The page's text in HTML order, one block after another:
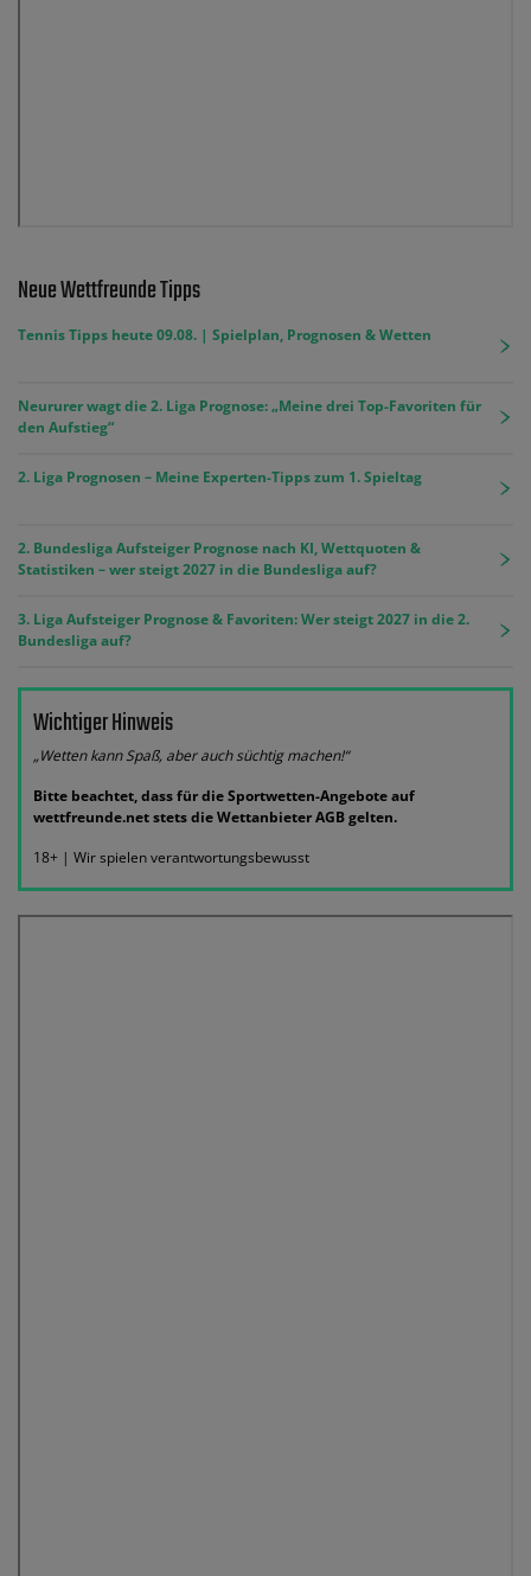
Neue Wettfreunde Tipps
Tennis Tipps heute 09.08. | Spielplan, Prognosen & Wetten
Neururer wagt die 2. Liga Prognose: „Meine drei Top-Favoriten für
den Aufstieg“
2. Liga Prognosen – Meine Experten-Tipps zum 1. Spieltag
2. Bundesliga Aufsteiger Prognose nach KI, Wettquoten &
Statistiken – wer steigt 2027 in die Bundesliga auf?
3. Liga Aufsteiger Prognose & Favoriten: Wer steigt 2027 in die 2.
Bundesliga auf?
Wichtiger Hinweis
„Wetten kann Spaß, aber auch süchtig machen!“
Bitte beachtet, dass für die Sportwetten-Angebote auf
wettfreunde.net stets die Wettanbieter AGB gelten.
18+ | Wir spielen verantwortungsbewusst